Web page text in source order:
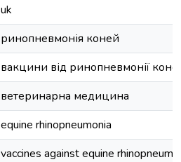
uk
ринопневмонія коней
вакцини від ринопневмонії
ветеринарна медицина
equine rhinopneumonia
vaccines against equine